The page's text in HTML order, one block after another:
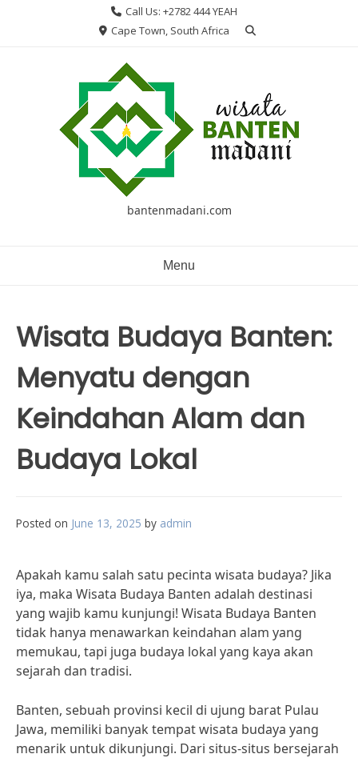
Call Us: +2782 444 YEAH
Cape Town, South Africa
bantenmadani.com
Menu
Wisata Budaya Banten:
Menyatu dengan
Keindahan Alam dan
Budaya Lokal
Posted on June 13, 2025 by admin
Apakah kamu salah satu pecinta wisata budaya? Jika
iya, maka Wisata Budaya Banten adalah destinasi
yang wajib kamu kunjungi! Wisata Budaya Banten
tidak hanya menawarkan keindahan alam yang
memukau, tapi juga budaya lokal yang kaya akan
sejarah dan tradisi.
Banten, sebuah provinsi kecil di ujung barat Pulau
Jawa, memiliki banyak tempat wisata budaya yang
menarik untuk dikunjungi. Dari situs-situs bersejarah